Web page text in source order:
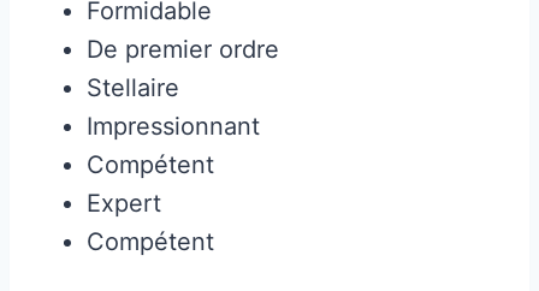
Formidable
De premier ordre
Stellaire
Impressionnant
Compétent
Expert
Compétent